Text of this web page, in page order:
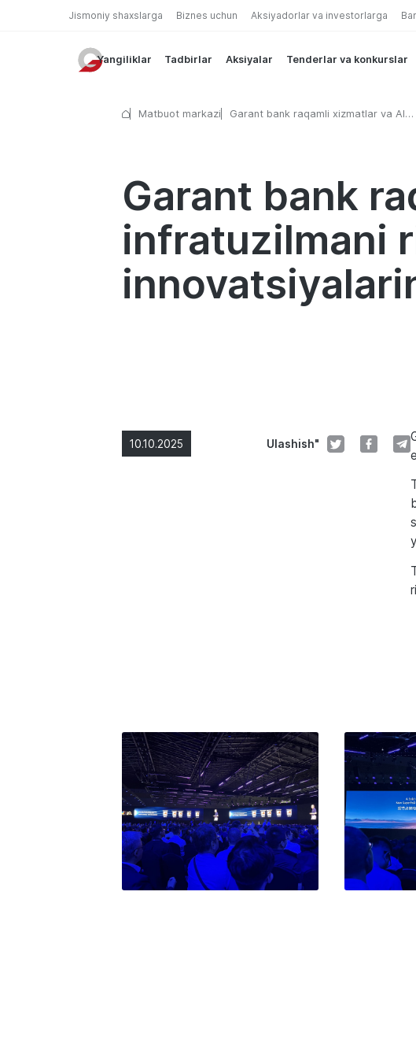
Jismoniy shaxslarga Biznes uchun Aksiyadorlar va investorlarga
Yangiliklar Tadbirlar Aksiyalar Tenderlar va konkurslar
Matbuot markazi
Garant bank raqamli xizmatlar va AI-
Garant bank
infratuzilmani
10.10.2025 Ulashish"